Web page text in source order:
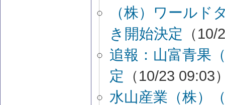
（株）ワールド
き開始決定 （
追報：山富青果
定 （10/23 09:03
水山産業（株）